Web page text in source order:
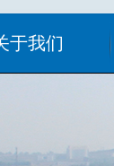
于我们
网络